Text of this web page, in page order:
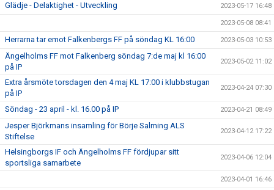
Glädje - Delaktighet - Utveckling 2023-05-17 16:48
2023-05-08 08:41
Herrarna tar emot Falkenbergs FF på söndag KL 16:00 2023-05-03 10:53
Ängelholms FF mot Falkenberg söndag 7:de maj kl 16:00
på IP
2023-05-02 11:02
Extra årsmöte torsdagen den 4 maj KL 17:00 i klubbstugan
på IP
2023-04-24 07:30
Söndag - 23 april - kl. 16.00 på IP 2023-04-21 08:49
Jesper Björkmans insamling för Börje Salming ALS
Stiftelse
2023-04-12 17:22
Helsingborgs IF och Ängelholms FF fördjupar sitt
sportsliga samarbete
2023-04-06 12:04
2023-04-01 16:46